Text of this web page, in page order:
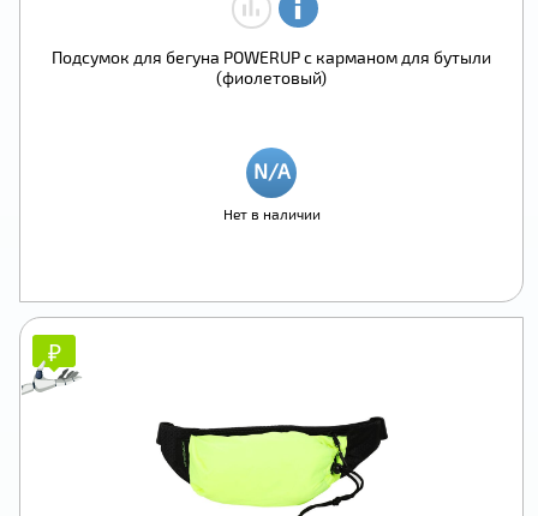
Подсумок для бегуна POWERUP с карманом для бутыли
(фиолетовый)
Нет в наличии
₽
₽